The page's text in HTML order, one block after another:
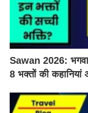
Sawan 2026:
8 भक्तों की